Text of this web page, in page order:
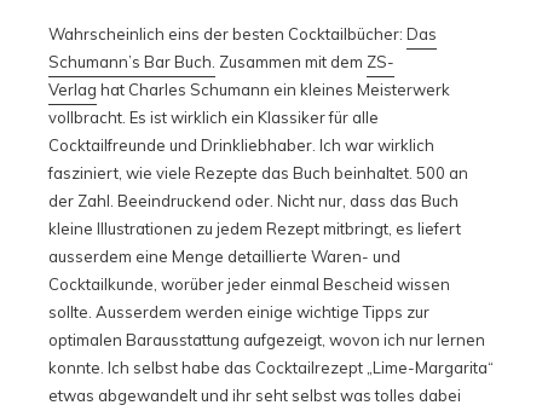
Wahrscheinlich eins der besten Cocktailbücher: Das
Schumann’s Bar Buch. Zusammen mit dem ZS-
Verlag hat Charles Schumann ein kleines Meisterwerk
vollbracht. Es ist wirklich ein Klassiker für alle
Cocktailfreunde und Drinkliebhaber. Ich war wirklich
fasziniert, wie viele Rezepte das Buch beinhaltet. 500 an
der Zahl. Beeindruckend oder. Nicht nur, dass das Buch
kleine Illustrationen zu jedem Rezept mitbringt, es liefert
ausserdem eine Menge detaillierte Waren- und
Cocktailkunde, worüber jeder einmal Bescheid wissen
sollte. Ausserdem werden einige wichtige Tipps zur
optimalen Barausstattung aufgezeigt, wovon ich nur lernen
konnte. Ich selbst habe das Cocktailrezept „Lime-Margarita“
etwas abgewandelt und ihr seht selbst was tolles dabei